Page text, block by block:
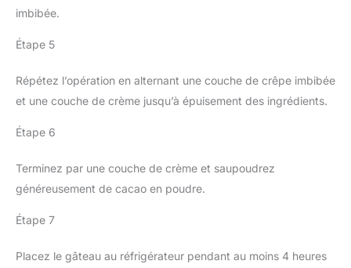
imbibée.
Étape 5
Répétez l’opération en alternant une couche de crêpe imbibée
et une couche de crème jusqu’à épuisement des ingrédients.
Étape 6
Terminez par une couche de crème et saupoudrez
généreusement de cacao en poudre.
Étape 7
Placez le gâteau au réfrigérateur pendant au moins 4 heures